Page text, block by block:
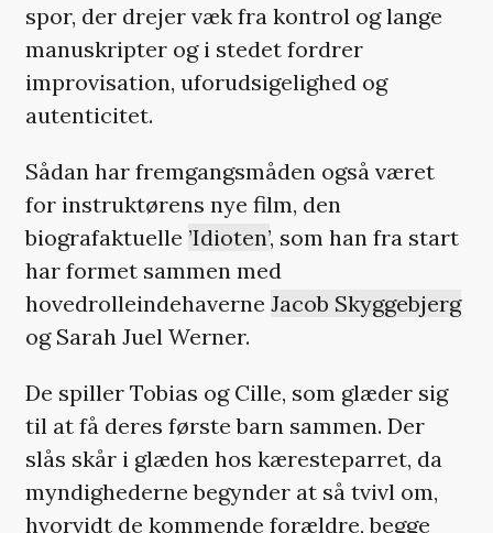
spor, der drejer væk fra kontrol og lange
manuskripter og i stedet fordrer
improvisation, uforudsigelighed og
autenticitet.
Sådan har fremgangsmåden også været
for instruktørens nye film, den
biografaktuelle ’Idioten’, som han fra start
har formet sammen med
hovedrolleindehaverne Jacob Skyggebjerg
og Sarah Juel Werner.
De spiller Tobias og Cille, som glæder sig
til at få deres første barn sammen. Der
slås skår i glæden hos kæresteparret, da
myndighederne begynder at så tvivl om,
hvorvidt de kommende forældre, begge